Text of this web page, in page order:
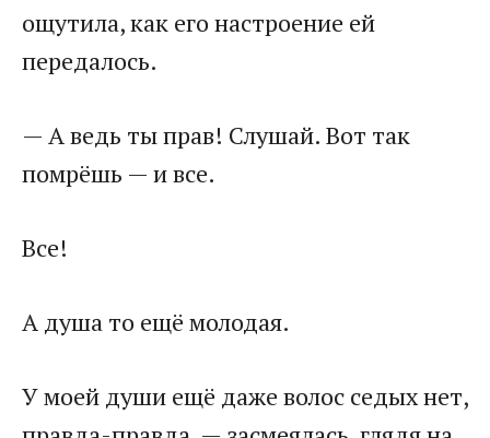
ощутила, как его настроение ей
передалось.
— А ведь ты прав! Слушай. Вот так
помрёшь — и все.
Все!
А душа то ещё молодая.
У моей души ещё даже волос седых нет,